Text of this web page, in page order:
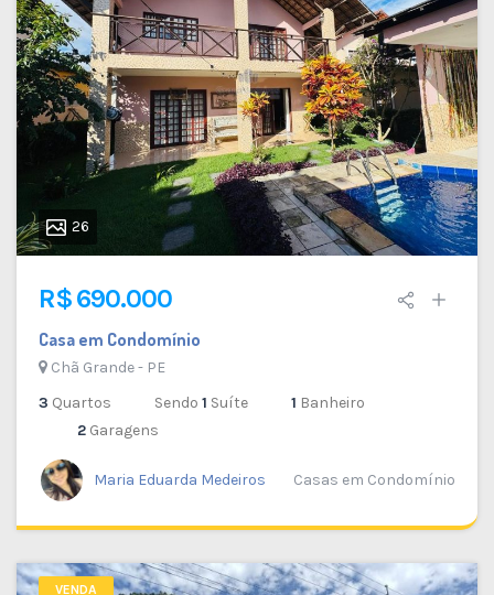
26
R$ 690.000
Casa em Condomínio
Chã Grande - PE
3 Quartos Sendo 1 Suíte 1 Banheiro
2 Garagens
Maria Eduarda Medeiros Casas em Condomínio
VENDA